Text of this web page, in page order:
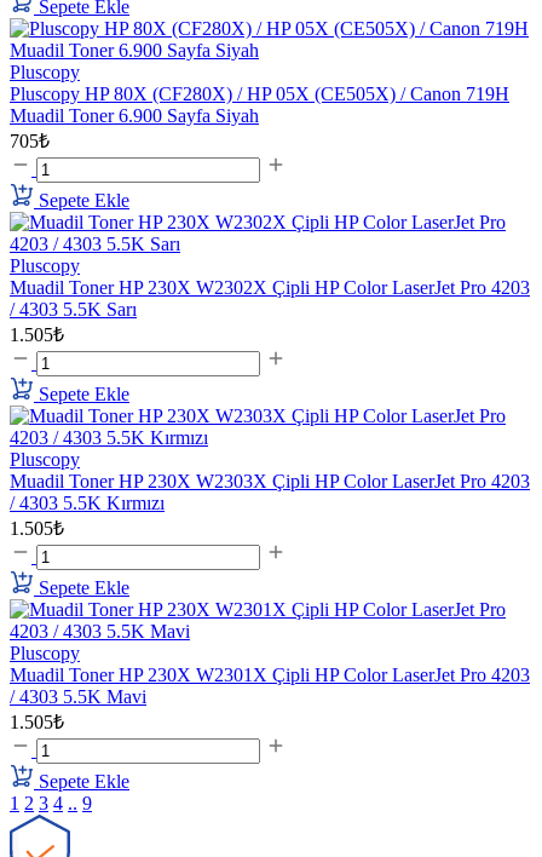
Sepete Ekle
Pluscopy
Pluscopy HP 80X (CF280X) / HP 05X (CE505X) / Canon 719H
Muadil Toner 6.900 Sayfa Siyah
705₺
Sepete Ekle
Pluscopy
Muadil Toner HP 230X W2302X Çipli HP Color LaserJet Pro 4203
/ 4303 5.5K Sarı
1.505₺
Sepete Ekle
Pluscopy
Muadil Toner HP 230X W2303X Çipli HP Color LaserJet Pro 4203
/ 4303 5.5K Kırmızı
1.505₺
Sepete Ekle
Pluscopy
Muadil Toner HP 230X W2301X Çipli HP Color LaserJet Pro 4203
/ 4303 5.5K Mavi
1.505₺
Sepete Ekle
1 2 3 4 .. 9